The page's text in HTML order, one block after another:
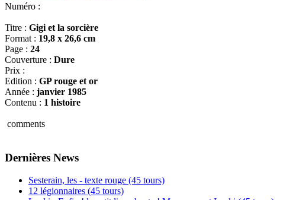
Numéro :
Titre : Gigi et la sorcière
Format : 19,8 x 26,6 cm
Page : 24
Couverture : Dure
Prix :
Edition : GP rouge et or
Année : janvier 1985
Contenu : 1 histoire
comments
Dernières News
Sesterain, les - texte rouge (45 tours)
12 légionnaires (45 tours)